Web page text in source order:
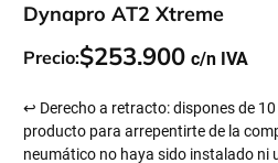
Dynapro AT2 Xtreme
Precio:$253.900
↩ Derecho a retracto: dispones de 10
producto para arrepentirte de la
neumático no haya sido instalado ni